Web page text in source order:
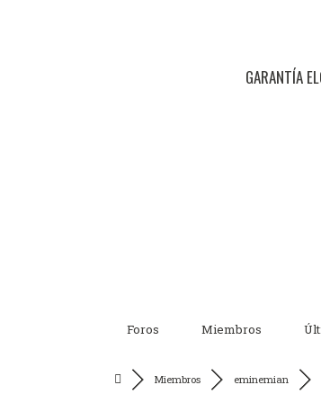
GARANTÍA
Foros Miembros
Miembros eminemian